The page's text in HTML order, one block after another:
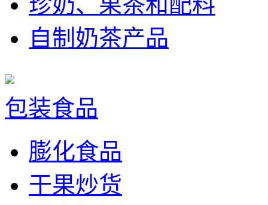
自制奶茶产品
包装食品
膨化食品
干果炒货